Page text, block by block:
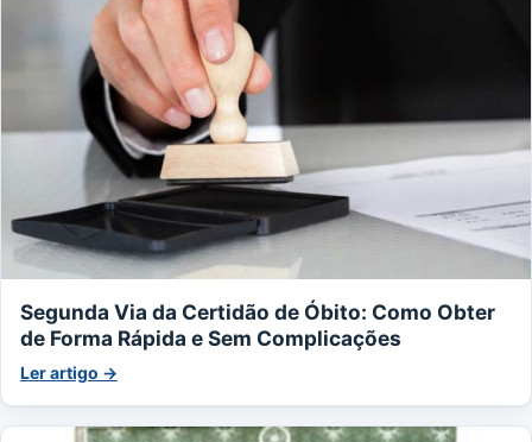
Segunda Via da Certidão de Óbito: Como Obter
de Forma Rápida e Sem Complicações
Ler artigo →